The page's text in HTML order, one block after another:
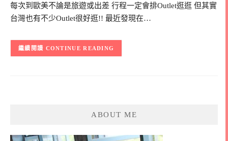
每次到歐美不論是旅遊或出差 行程一定會排Outlet逛逛 但其實
台灣也有不少Outlet很好逛!! 最近發現在…
CONTINUE READING
ABOUT ME